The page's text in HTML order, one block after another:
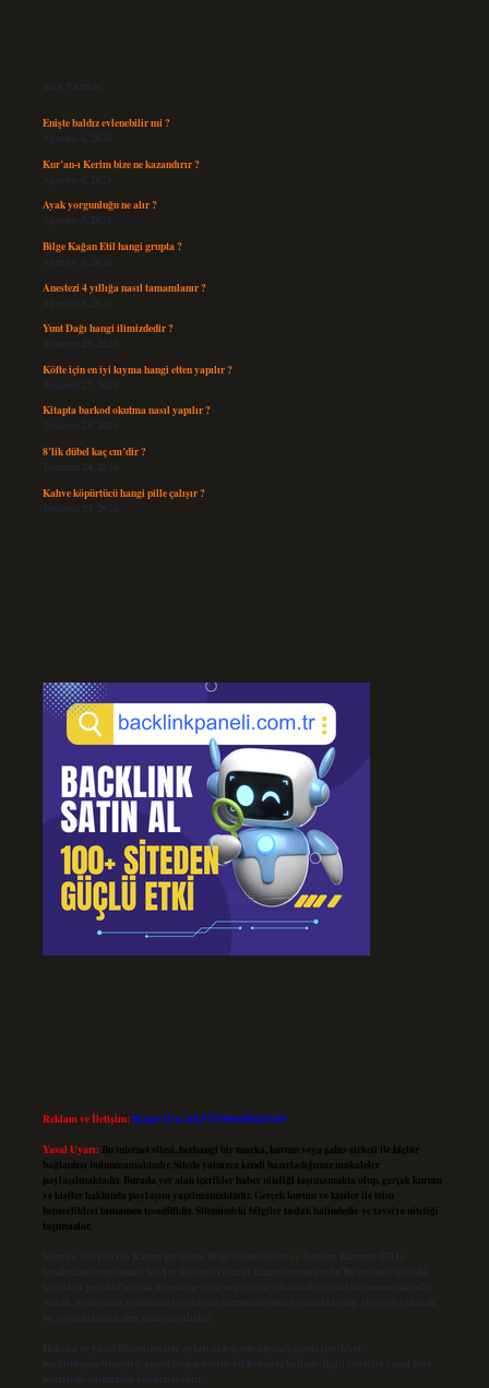
Son Yazılar
Enişte baldız evlenebilir mi ?
Ağustos 6, 2026
Kur’an-ı Kerim bize ne kazandırır ?
Ağustos 6, 2026
Ayak yorgunluğu ne alır ?
Ağustos 5, 2026
Bilge Kağan Etil hangi grupta ?
Ağustos 4, 2026
Anestezi 4 yıllığa nasıl tamamlanır ?
Ağustos 4, 2026
Yunt Dağı hangi ilimizdedir ?
Temmuz 29, 2026
Köfte için en iyi kıyma hangi etten yapılır ?
Temmuz 27, 2026
Kitapta barkod okutma nasıl yapılır ?
Temmuz 25, 2026
8’lik dübel kaç cm’dir ?
Temmuz 24, 2026
Kahve köpürtücü hangi pille çalışır ?
Temmuz 23, 2026
Reklam ve İletişim:Skype: live:.cid.575569c608265c69
Yasal Uyarı: Bu internet sitesi, herhangi bir marka, kurum veya şahıs şirketi ile hiçbir
bağlantısı bulunmamaktadır. Sitede yalnızca kendi hazırladığımız makaleler
paylaşılmaktadır. Burada yer alan içerikler haber niteliği taşımamakta olup, gerçek kurum
ve kişiler hakkında paylaşım yapılmamaktadır. Gerçek kurum ve kişiler ile isim
benzerlikleri tamamen tesadüfidir. Sitemizdeki bilgiler taslak halindedir ve tavsiye niteliği
taşımazlar.
Sitemiz, 5651 Sayılı Kanun gereğince Bilgi Teknolojileri ve İletişim Kurumu (BTK)
tarafından onaylanmış bir Yer Sağlayıcı olarak hizmet vermektedir. Bu nedenle, sitedeki
içerikleri proaktif olarak denetleme veya araştırma yükümlülüğümüz bulunmamaktadır.
Ancak, üyelerimiz yazdıkları içeriklerin sorumluluğunu taşımakta olup, siteye üye olarak
bu sorumluluğu kabul etmiş sayılırlar.
Hukuka ve yasal düzenlemelere aykırı olduğunu düşündüğünüz içerikleri,
backlinkpanelicomtr@gmail.com adresine bildirmeniz halinde, ilgili içerikler yasal süre
içerisinde sitemizden kaldırılacaktır.